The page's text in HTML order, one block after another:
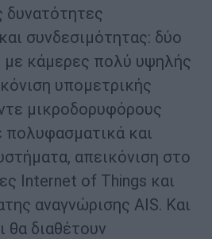
συνδεσιμότητας: δύο
με κάμερες πολύ υψηλής
υπομετρικής
μικροδορυφόρους
πολυφασματικά και
απεικόνιση στο
Internet of Things και
αναγνώρισης AIS. Και
θα διαθέτουν